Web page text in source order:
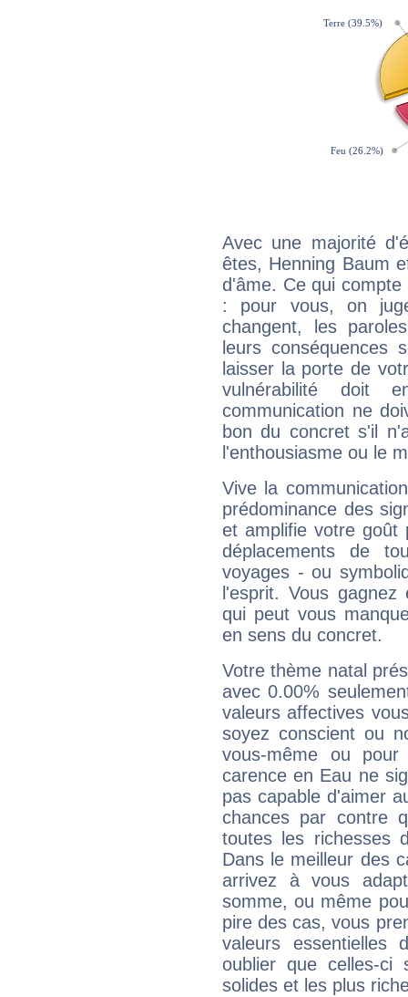
Avec une majorité
êtes, Henning Baum
d'âme. Ce qui
: pour vous, on
changent, les
leurs conséquences
laisser la porte de
vulnérabilité doit
communication ne
bon du concret s'il
l'enthousiasme ou le
Vive la
prédominance des
et amplifie votre goût
déplacements de
voyages - ou
l'esprit. Vous
qui peut vous
en sens du concret.
Votre thème natal
avec 0.00%
valeurs affectives
soyez conscient ou
vous-même ou
carence en Eau ne
pas capable d'aimer
chances par contre
toutes les richesses
Dans le meilleur des
arrivez à vous
somme, ou même
pire des cas, vous
valeurs
oublier que celles-
solides et les plus